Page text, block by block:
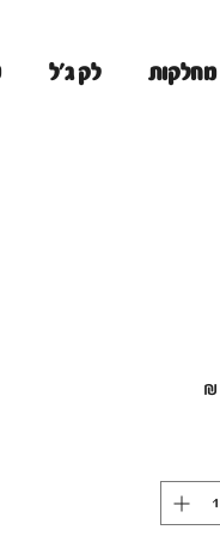
לק ג'ל מחלקות